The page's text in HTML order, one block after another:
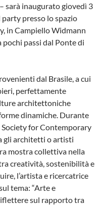
sarà inaugurato giovedì 3
presso lo spazio
in Campiello Widmann
pochi passi dal Ponte di
dal Brasile, a cui
perfettamente
architettoniche
dinamiche. Durante
for Contemporary
gli architetti o artisti
mostra collettiva nella
creatività, sostenibilità e
l’artista e ricercatrice
tema: “Arte e
sul rapporto tra